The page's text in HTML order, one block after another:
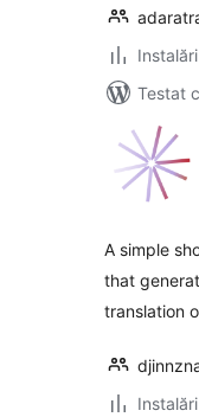
Testat
A simple
that
translation